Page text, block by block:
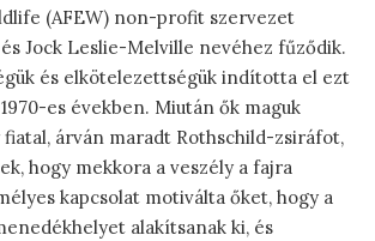
(AFEW) non-profit szervezet
Jock Leslie-Melville nevéhez fűződik.
és elkötelezettségük indította el ezt
es években. Miután ők maguk
árván maradt Rothschild-zsiráfot,
hogy mekkora a veszély a fajra
kapcsolat motiválta őket, hogy a
alakítsanak ki, és